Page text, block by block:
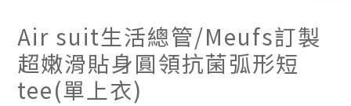
Air suit生活總管/Meufs訂製
超嫩滑貼身圓領抗菌弧形短
tee(單上衣)